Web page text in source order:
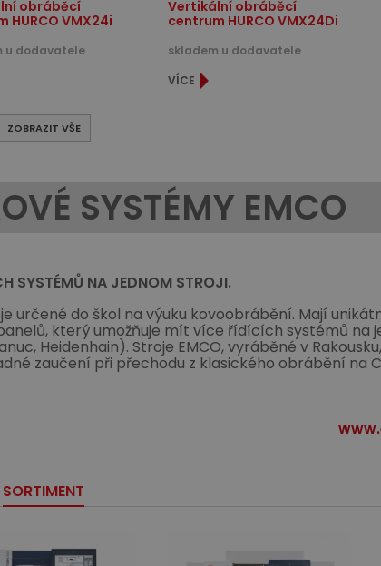
obráběcí
HURCO VMX24i
u dodavatele
Vertikální obráběcí
centrum HURCO VMX24Di
skladem u dodavatele
VÍCE
ZOBRAZIT VŠE
SYSTÉMY EMCO
SYSTÉMŮ NA JEDNOM STROJI.
určené do škol na výuku kovoobrábění. Mají
který umožňuje mít více řídících systémů na
Heidenhain). Stroje EMCO, vyráběné v
zaučení při přechodu z klasického obrábění na
SORTIMENT